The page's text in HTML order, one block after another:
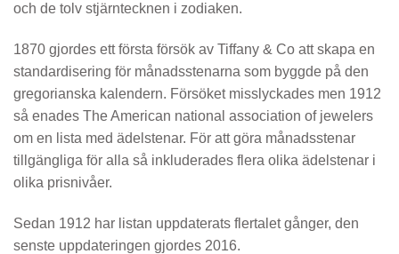
och de tolv stjärntecknen i zodiaken.
1870 gjordes ett första försök av Tiffany & Co att skapa en
standardisering för månadsstenarna som byggde på den
gregorianska kalendern. Försöket misslyckades men 1912
så enades The American national association of jewelers
om en lista med ädelstenar. För att göra månadsstenar
tillgängliga för alla så inkluderades flera olika ädelstenar i
olika prisnivåer.
Sedan 1912 har listan uppdaterats flertalet gånger, den
senste uppdateringen gjordes 2016.